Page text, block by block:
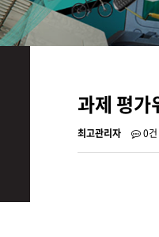
과제 평가
최고관리자 0건